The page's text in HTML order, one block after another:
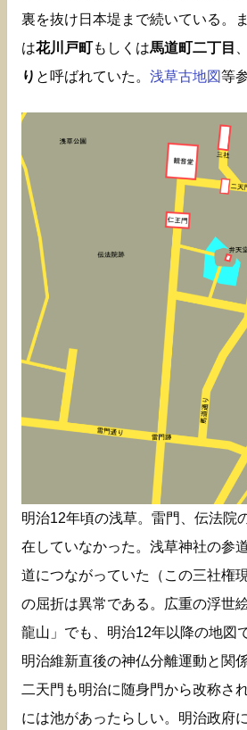
裏を抜け日本堤まで続いている。ま
は花川戸町もしくは馬道町二丁目
り と呼ばれていた。 浅草古地図等
明治12年頃の浅草。雷門、伝法院
在していなかった。浅草神社の参
道につながっていた（この三社権
の屈折は異常である。広重の浮世
龍山」でも、明治12年以降の地図
明治維新直後の神仏分離運動と関
二天門も明治に随身門から改称さ
には池があったらしい。明治政府